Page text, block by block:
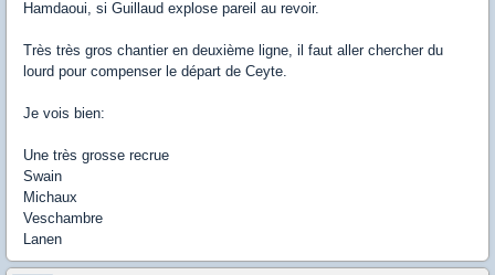
Hamdaoui, si Guillaud explose pareil au revoir.
Très très gros chantier en deuxième ligne, il faut aller chercher du
lourd pour compenser le départ de Ceyte.
Je vois bien:
Une très grosse recrue
Swain
Michaux
Veschambre
Lanen